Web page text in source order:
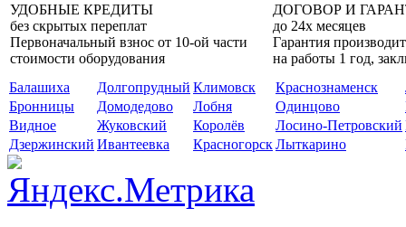
УДОБНЫЕ КРЕДИТЫ
без скрытых переплат
Первоначальный взнос от 10-ой части
стоимости оборудования
ДОГОВОР И
до 24х месяцев
Гарантия
на работы 1 год,
Балашиха
Долгопрудный Климовск Краснознаменск
Бронницы
Домодедово Лобня Одинцово
Видное
Жуковский Королёв Лосино-Петровский
Дзержинский Ивантеевка КрасногорскЛыткарино